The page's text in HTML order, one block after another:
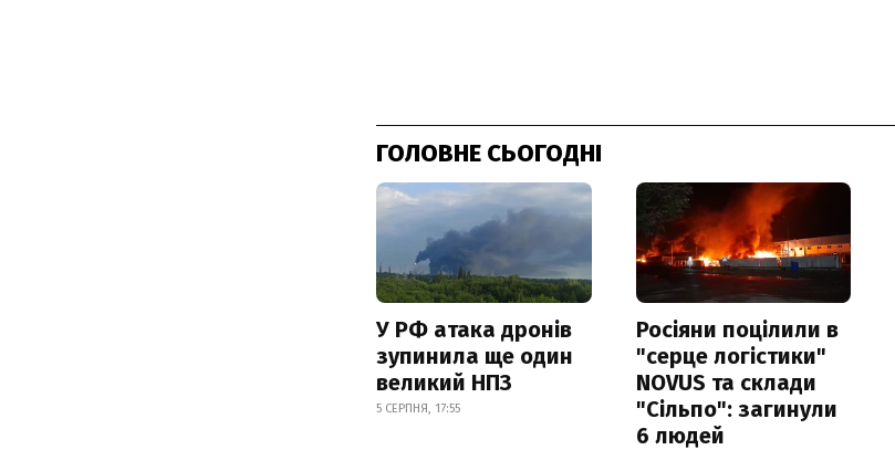
ГОЛОВНЕ СЬОГОДНІ
У РФ атака дронів
зупинила ще один
великий НПЗ
5 СЕРПНЯ, 17:55
Росіяни поцілили в
"серце логістики"
NOVUS та склади
"Сільпо": загинули
6 людей